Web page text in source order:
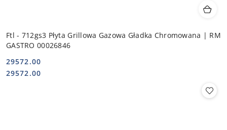
Ftl - 712gs3 Płyta Grillowa Gazowa Gładka Chromowana | RM
GASTRO 00026846
Cena:
29572.00
Cena:
29572.00